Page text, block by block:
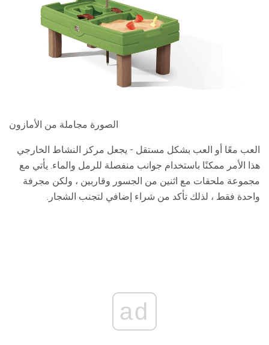
الصورة مجاملة من الأمازون
العب معًا أو العب بشكل مستقل - يجعل مركز النشاط الخارجي
هذا الأمر ممكنًا باستخدام جوانب منفصلة للرمل والماء. يأتي مع
مجموعة ملحقات مع اثنين من الجسور وقاربين ، ولكن مجرفة
واحدة فقط ، لذلك تأكد من شراء إضافي لتجنب الشجار.
ad